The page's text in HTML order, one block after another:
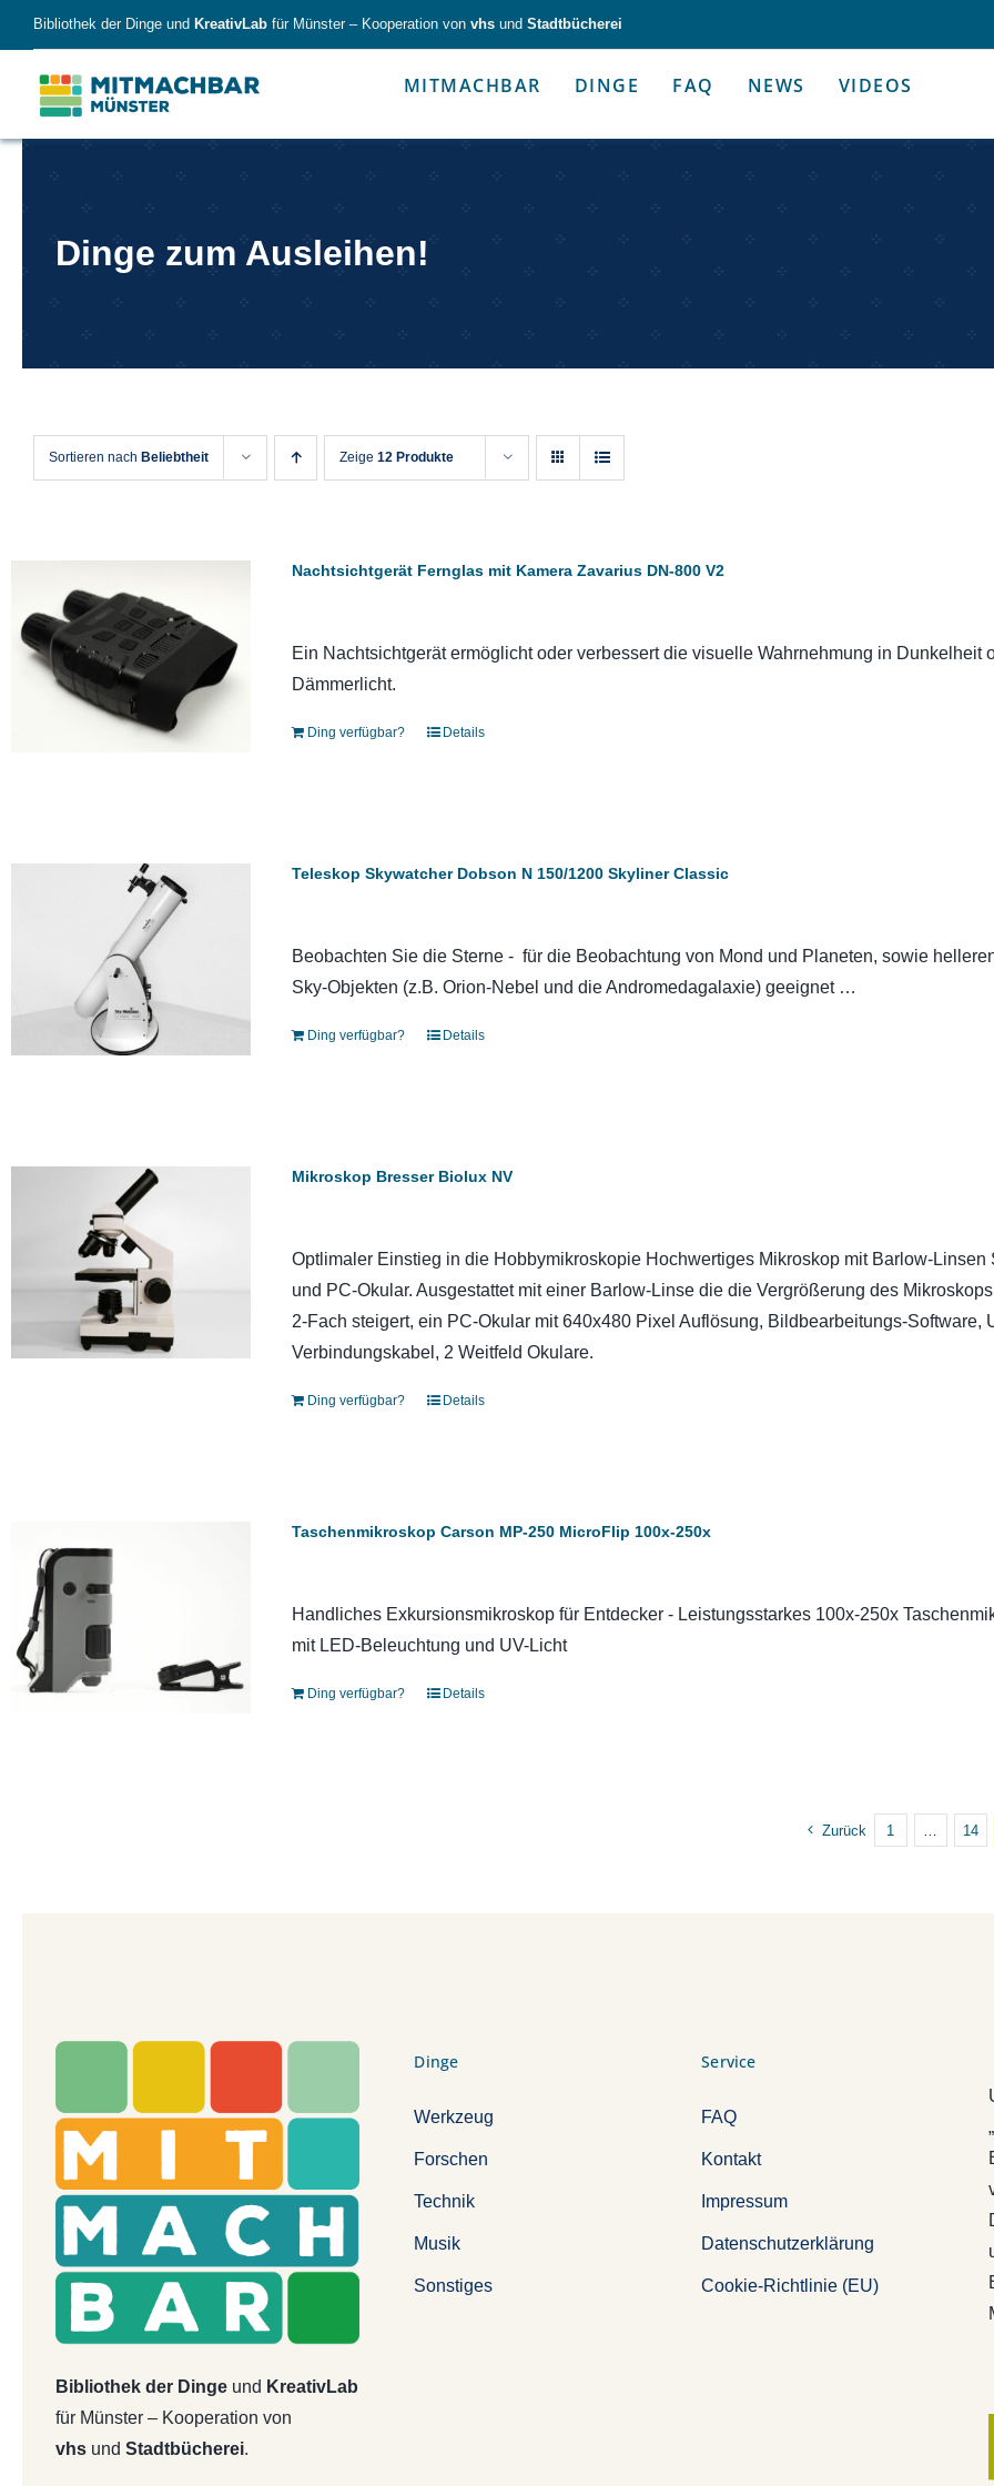
content
Bibliothek der Dinge und KreativLab für Münster – Kooperation von vhs und Stadtbücherei
MITMACHBAR DINGE
Forschen
Forschen
Alles für kleine & große Entdecker.
Werkzeug & Alltagshelfer
Werkzeug & Altagshelfer
Nimm die Dinge selbst in die Hand.
Medien &
FAQ NEWS VIDEOS
Dinge zum Ausleihen!
Sortieren nach Beliebtheit Zeige 12 Produkte
Nachtsichtgerät Fernglas mit Kamera Zavarius DN-800 V2
Ein Nachtsichtgerät ermöglicht oder verbessert die visuelle Wahrnehmung in Dunkelheit
Dämmerlicht.
Ding verfügbar? Details
Teleskop Skywatcher Dobson N 150/1200 Skyliner Classic
Beobachten Sie die Sterne - für die Beobachtung von Mond und Planeten, sowie
Sky-Objekten (z.B. Orion-Nebel und die Andromedagalaxie) geeignet …
Ding verfügbar? Details
Mikroskop Bresser Biolux NV
Optlimaler Einstieg in die Hobbymikroskopie Hochwertiges Mikroskop mit Barlow-Linsen
und PC-Okular. Ausgestattet mit einer Barlow-Linse die die Vergrößerung des
2-Fach steigert, ein PC-Okular mit 640x480 Pixel Auflösung, Bildbearbeitungs-Software,
Verbindungskabel, 2 Weitfeld Okulare.
Ding verfügbar? Details
Taschenmikroskop Carson MP-250 MicroFlip 100x-250x
Handliches Exkursionsmikroskop für Entdecker - Leistungsstarkes 100x-250x
mit LED-Beleuchtung und UV-Licht
Ding verfügbar? Details
Zurück 1 14
Bibliothek der Dingeund KreativLab
für Münster – Kooperation von
vhsund Stadtbücherei.
Dinge
Werkzeug
Forschen
Technik
Musik
Sonstiges
Service
FAQ
Kontakt
Impressum
Datenschutzerklärung
Cookie-Richtlinie (EU)